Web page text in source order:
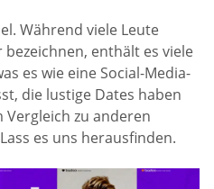
Während viele Leute
enthält es viele
es wie eine Social-Media-
die lustige Dates haben
Vergleich zu anderen
es uns herausfinden.